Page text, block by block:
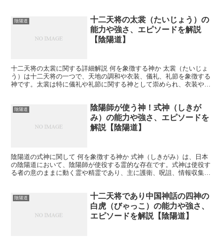
陰陽道
十二天将の太裳（たいじょう）の
能力や強さ、エピソードを解説
【陰陽道】
十二天将の太裳に関する詳細解説 何を象徴する神か 太裳（たいじょ
う）は十二天将の一つで、天地の調和や衣装、儀礼、礼節を象徴する
神です。太裳は特に儀礼や礼節に関する神として崇められ、衣装や装
陰陽道
陰陽師が使う神！式神（しきが
み）の能力や強さ、エピソードを
解説【陰陽道】
陰陽道の式神に関して 何を象徴する神か 式神（しきがみ）は、日本
の陰陽道において、陰陽師が使役する霊的な存在です。式神は使役す
る者の意のままに動く霊や精霊であり、主に護衛、呪詛、情報収集、
陰陽道
十二天将であり中国神話の四神の
白虎（びゃっこ）の能力や強さ、
エピソードを解説【陰陽道】